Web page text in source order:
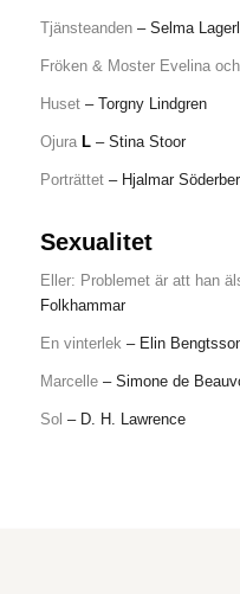
Tjänsteanden– Selma
Fröken & Moster Evelina
Huset– Torgny Lindgren
Ojura L– Stina Stoor
Porträttet– Hjalmar
Sexualitet
Eller: Problemet är att han
Folkhammar
En vinterlek – Elin
Marcelle– Simone de
Sol – D. H. Lawrence